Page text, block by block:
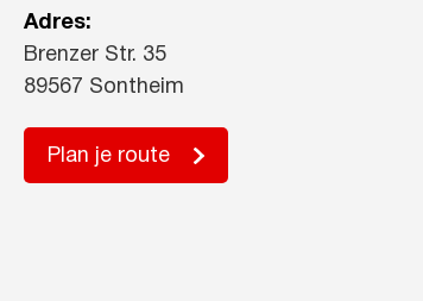
Adres:
Brenzer Str. 35
89567 Sontheim
Plan je route